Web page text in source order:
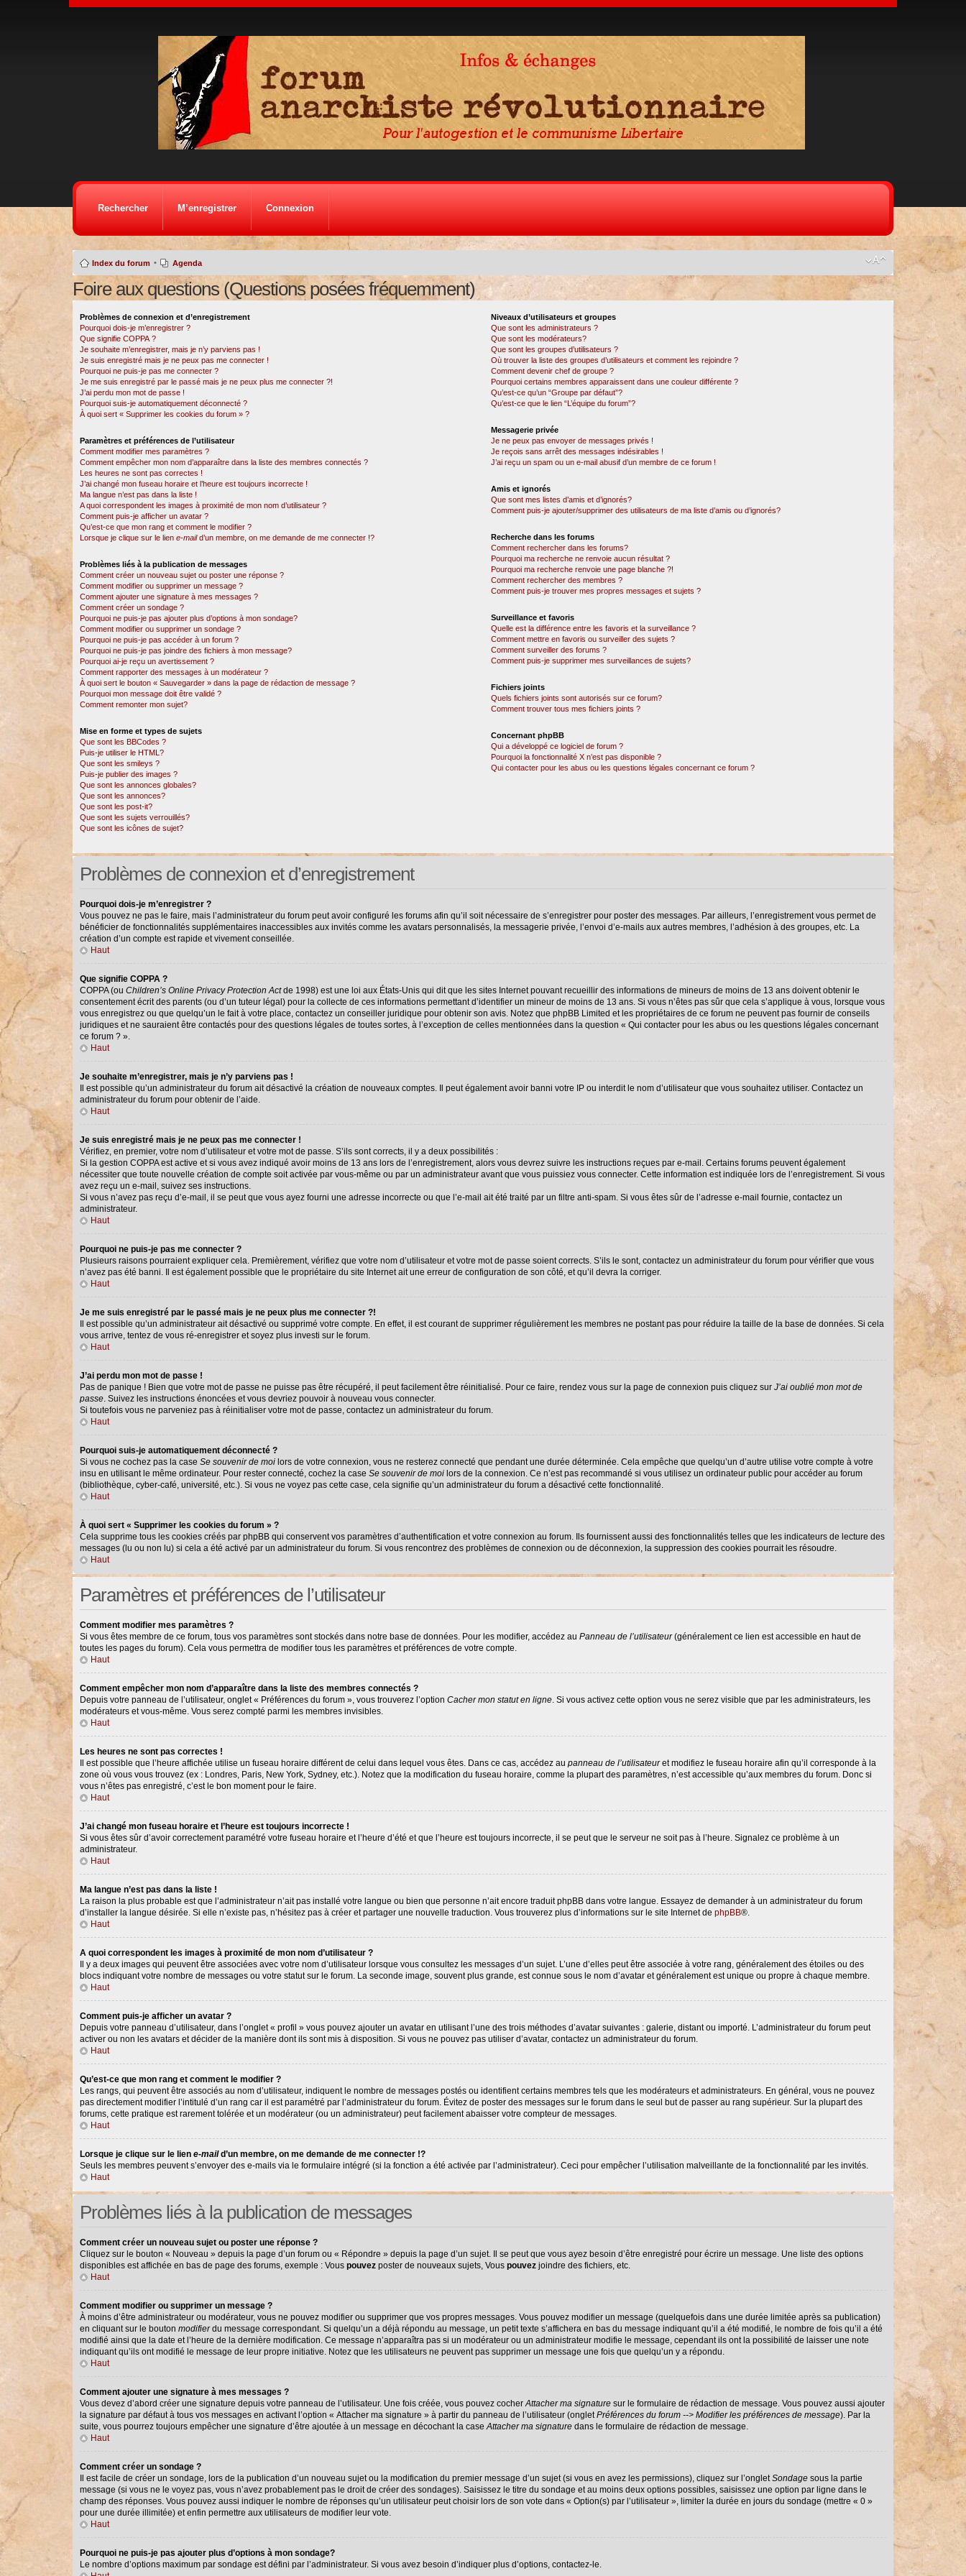
Rechercher M’enregistrer Connexion
Index du forum • Agenda
Foire aux questions (Questions posées fréquemment)
Problèmes de connexion et d’enregistrement
Pourquoi dois-je m’enregistrer ?
Que signifie COPPA ?
Je souhaite m’enregistrer, mais je n’y parviens pas !
Je suis enregistré mais je ne peux pas me connecter !
Pourquoi ne puis-je pas me connecter ?
Je me suis enregistré par le passé mais je ne peux plus me connecter ?!
J’ai perdu mon mot de passe !
Pourquoi suis-je automatiquement déconnecté ?
À quoi sert « Supprimer les cookies du forum » ?
Paramètres et préférences de l’utilisateur
Comment modifier mes paramètres ?
Comment empêcher mon nom d’apparaître dans la liste des membres connectés ?
Les heures ne sont pas correctes !
J’ai changé mon fuseau horaire et l’heure est toujours incorrecte !
Ma langue n’est pas dans la liste !
A quoi correspondent les images à proximité de mon nom d’utilisateur ?
Comment puis-je afficher un avatar ?
Qu’est-ce que mon rang et comment le modifier ?
Lorsque je clique sur le lien e-maild’un membre, on me demande de me connecter !?
Problèmes liés à la publication de messages
Comment créer un nouveau sujet ou poster une réponse ?
Comment modifier ou supprimer un message ?
Comment ajouter une signature à mes messages ?
Comment créer un sondage ?
Pourquoi ne puis-je pas ajouter plus d’options à mon sondage?
Comment modifier ou supprimer un sondage ?
Pourquoi ne puis-je pas accéder à un forum ?
Pourquoi ne puis-je pas joindre des fichiers à mon message?
Pourquoi ai-je reçu un avertissement ?
Comment rapporter des messages à un modérateur ?
À quoi sert le bouton « Sauvegarder » dans la page de rédaction de message ?
Pourquoi mon message doit être validé ?
Comment remonter mon sujet?
Mise en forme et types de sujets
Que sont les BBCodes ?
Puis-je utiliser le HTML?
Que sont les smileys ?
Puis-je publier des images ?
Que sont les annonces globales?
Que sont les annonces?
Que sont les post-it?
Que sont les sujets verrouillés?
Que sont les icônes de sujet?
Niveaux d’utilisateurs et groupes
Que sont les administrateurs ?
Que sont les modérateurs?
Que sont les groupes d’utilisateurs ?
Où trouver la liste des groupes d’utilisateurs et comment les rejoindre ?
Comment devenir chef de groupe ?
Pourquoi certains membres apparaissent dans une couleur différente ?
Qu’est-ce qu’un “Groupe par défaut”?
Qu’est-ce que le lien “L’équipe du forum”?
Messagerie privée
Je ne peux pas envoyer de messages privés !
Je reçois sans arrêt des messages indésirables !
J’ai reçu un spam ou un e-mail abusif d’un membre de ce forum !
Amis et ignorés
Que sont mes listes d’amis et d’ignorés?
Comment puis-je ajouter/supprimer des utilisateurs de ma liste d’amis ou d’ignorés?
Recherche dans les forums
Comment rechercher dans les forums?
Pourquoi ma recherche ne renvoie aucun résultat ?
Pourquoi ma recherche renvoie une page blanche ?!
Comment rechercher des membres ?
Comment puis-je trouver mes propres messages et sujets ?
Surveillance et favoris
Quelle est la différence entre les favoris et la surveillance ?
Comment mettre en favoris ou surveiller des sujets ?
Comment surveiller des forums ?
Comment puis-je supprimer mes surveillances de sujets?
Fichiers joints
Quels fichiers joints sont autorisés sur ce forum?
Comment trouver tous mes fichiers joints ?
Concernant phpBB
Qui a développé ce logiciel de forum ?
Pourquoi la fonctionnalité X n’est pas disponible ?
Qui contacter pour les abus ou les questions légales concernant ce forum ?
Problèmes de connexion et d’enregistrement
Pourquoi dois-je m’enregistrer ?
Vous pouvez ne pas le faire, mais l’administrateur du forum peut avoir configuré les forums afin qu’il soit nécessaire de s’enregistrer pour poster des messages. Par ailleurs, l’enregistrement vous permet de
bénéficier de fonctionnalités supplémentaires inaccessibles aux invités comme les avatars personnalisés, la messagerie privée, l’envoi d’e-mails aux autres membres, l’adhésion à des groupes, etc. La
création d’un compte est rapide et vivement conseillée.
Haut
Que signifie COPPA ?
COPPA (ou Children’s Online Privacy Protection Actde 1998) est une loi aux États-Unis qui dit que les sites Internet pouvant recueillir des informations de mineurs de moins de 13 ans doivent obtenir le
consentement écrit des parents (ou d’un tuteur légal) pour la collecte de ces informations permettant d’identifier un mineur de moins de 13 ans. Si vous n’êtes pas sûr que cela s’applique à vous, lorsque vous
vous enregistrez ou que quelqu’un le fait à votre place, contactez un conseiller juridique pour obtenir son avis. Notez que phpBB Limited et les propriétaires de ce forum ne peuvent pas fournir de conseils
juridiques et ne sauraient être contactés pour des questions légales de toutes sortes, à l’exception de celles mentionnées dans la question « Qui contacter pour les abus ou les questions légales concernant
ce forum ? ».
Haut
Je souhaite m’enregistrer, mais je n’y parviens pas !
Il est possible qu’un administrateur du forum ait désactivé la création de nouveaux comptes. Il peut également avoir banni votre IP ou interdit le nom d’utilisateur que vous souhaitez utiliser. Contactez un
administrateur du forum pour obtenir de l’aide.
Haut
Je suis enregistré mais je ne peux pas me connecter !
Vérifiez, en premier, votre nom d’utilisateur et votre mot de passe. S’ils sont corrects, il y a deux possibilités :
Si la gestion COPPA est active et si vous avez indiqué avoir moins de 13 ans lors de l’enregistrement, alors vous devrez suivre les instructions reçues par e-mail. Certains forums peuvent également
nécessiter que toute nouvelle création de compte soit activée par vous-même ou par un administrateur avant que vous puissiez vous connecter. Cette information est indiquée lors de l’enregistrement. Si vous
avez reçu un e-mail, suivez ses instructions.
Si vous n’avez pas reçu d’e-mail, il se peut que vous ayez fourni une adresse incorrecte ou que l’e-mail ait été traité par un filtre anti-spam. Si vous êtes sûr de l’adresse e-mail fournie, contactez un
administrateur.
Haut
Pourquoi ne puis-je pas me connecter ?
Plusieurs raisons pourraient expliquer cela. Premièrement, vérifiez que votre nom d’utilisateur et votre mot de passe soient corrects. S’ils le sont, contactez un administrateur du forum pour vérifier que vous
n’avez pas été banni. Il est également possible que le propriétaire du site Internet ait une erreur de configuration de son côté, et qu’il devra la corriger.
Haut
Je me suis enregistré par le passé mais je ne peux plus me connecter ?!
Il est possible qu’un administrateur ait désactivé ou supprimé votre compte. En effet, il est courant de supprimer régulièrement les membres ne postant pas pour réduire la taille de la base de données. Si cela
vous arrive, tentez de vous ré-enregistrer et soyez plus investi sur le forum.
Haut
J’ai perdu mon mot de passe !
Pas de panique ! Bien que votre mot de passe ne puisse pas être récupéré, il peut facilement être réinitialisé. Pour ce faire, rendez vous sur la page de connexion puis cliquez sur J’ai oublié mon mot de
passe. Suivez les instructions énoncées et vous devriez pouvoir à nouveau vous connecter.
Si toutefois vous ne parveniez pas à réinitialiser votre mot de passe, contactez un administrateur du forum.
Haut
Pourquoi suis-je automatiquement déconnecté ?
Si vous ne cochez pas la case Se souvenir de moilors de votre connexion, vous ne resterez connecté que pendant une durée déterminée. Cela empêche que quelqu’un d’autre utilise votre compte à votre
insu en utilisant le même ordinateur. Pour rester connecté, cochez la case Se souvenir de moilors de la connexion. Ce n’est pas recommandé si vous utilisez un ordinateur public pour accéder au forum
(bibliothèque, cyber-café, université, etc.). Si vous ne voyez pas cette case, cela signifie qu’un administrateur du forum a désactivé cette fonctionnalité.
Haut
À quoi sert « Supprimer les cookies du forum » ?
Cela supprime tous les cookies créés par phpBB qui conservent vos paramètres d’authentification et votre connexion au forum. Ils fournissent aussi des fonctionnalités telles que les indicateurs de lecture des
messages (lu ou non lu) si cela a été activé par un administrateur du forum. Si vous rencontrez des problèmes de connexion ou de déconnexion, la suppression des cookies pourrait les résoudre.
Haut
Paramètres et préférences de l’utilisateur
Comment modifier mes paramètres ?
Si vous êtes membre de ce forum, tous vos paramètres sont stockés dans notre base de données. Pour les modifier, accédez au Panneau de l’utilisateur(généralement ce lien est accessible en haut de
toutes les pages du forum). Cela vous permettra de modifier tous les paramètres et préférences de votre compte.
Haut
Comment empêcher mon nom d’apparaître dans la liste des membres connectés ?
Depuis votre panneau de l’utilisateur, onglet « Préférences du forum », vous trouverez l’option Cacher mon statut en ligne. Si vous activez cette option vous ne serez visible que par les administrateurs, les
modérateurs et vous-même. Vous serez compté parmi les membres invisibles.
Haut
Les heures ne sont pas correctes !
Il est possible que l’heure affichée utilise un fuseau horaire différent de celui dans lequel vous êtes. Dans ce cas, accédez au panneau de l’utilisateuret modifiez le fuseau horaire afin qu’il corresponde à la
zone où vous vous trouvez (ex : Londres, Paris, New York, Sydney, etc.). Notez que la modification du fuseau horaire, comme la plupart des paramètres, n’est accessible qu’aux membres du forum. Donc si
vous n’êtes pas enregistré, c’est le bon moment pour le faire.
Haut
J’ai changé mon fuseau horaire et l’heure est toujours incorrecte !
Si vous êtes sûr d’avoir correctement paramétré votre fuseau horaire et l’heure d’été et que l’heure est toujours incorrecte, il se peut que le serveur ne soit pas à l’heure. Signalez ce problème à un
administrateur.
Haut
Ma langue n’est pas dans la liste !
La raison la plus probable est que l’administrateur n’ait pas installé votre langue ou bien que personne n’ait encore traduit phpBB dans votre langue. Essayez de demander à un administrateur du forum
d’installer la langue désirée. Si elle n’existe pas, n’hésitez pas à créer et partager une nouvelle traduction. Vous trouverez plus d’informations sur le site Internet de phpBB®.
Haut
A quoi correspondent les images à proximité de mon nom d’utilisateur ?
Il y a deux images qui peuvent être associées avec votre nom d’utilisateur lorsque vous consultez les messages d’un sujet. L’une d’elles peut être associée à votre rang, généralement des étoiles ou des
blocs indiquant votre nombre de messages ou votre statut sur le forum. La seconde image, souvent plus grande, est connue sous le nom d’avatar et généralement est unique ou propre à chaque membre.
Haut
Comment puis-je afficher un avatar ?
Depuis votre panneau d’utilisateur, dans l’onglet « profil » vous pouvez ajouter un avatar en utilisant l’une des trois méthodes d’avatar suivantes : galerie, distant ou importé. L’administrateur du forum peut
activer ou non les avatars et décider de la manière dont ils sont mis à disposition. Si vous ne pouvez pas utiliser d’avatar, contactez un administrateur du forum.
Haut
Qu’est-ce que mon rang et comment le modifier ?
Les rangs, qui peuvent être associés au nom d’utilisateur, indiquent le nombre de messages postés ou identifient certains membres tels que les modérateurs et administrateurs. En général, vous ne pouvez
pas directement modifier l’intitulé d’un rang car il est paramétré par l’administrateur du forum. Évitez de poster des messages sur le forum dans le seul but de passer au rang supérieur. Sur la plupart des
forums, cette pratique est rarement tolérée et un modérateur (ou un administrateur) peut facilement abaisser votre compteur de messages.
Haut
Lorsque je clique sur le lien e-maild’un membre, on me demande de me connecter !?
Seuls les membres peuvent s’envoyer des e-mails via le formulaire intégré (si la fonction a été activée par l’administrateur). Ceci pour empêcher l’utilisation malveillante de la fonctionnalité par les invités.
Haut
Problèmes liés à la publication de messages
Comment créer un nouveau sujet ou poster une réponse ?
Cliquez sur le bouton « Nouveau » depuis la page d’un forum ou « Répondre » depuis la page d’un sujet. Il se peut que vous ayez besoin d’être enregistré pour écrire un message. Une liste des options
disponibles est affichée en bas de page des forums, exemple : Vous pouvezposter de nouveaux sujets, Vous pouvezjoindre des fichiers, etc.
Haut
Comment modifier ou supprimer un message ?
À moins d’être administrateur ou modérateur, vous ne pouvez modifier ou supprimer que vos propres messages. Vous pouvez modifier un message (quelquefois dans une durée limitée après sa publication)
en cliquant sur le bouton modifierdu message correspondant. Si quelqu’un a déjà répondu au message, un petit texte s’affichera en bas du message indiquant qu’il a été modifié, le nombre de fois qu’il a été
modifié ainsi que la date et l’heure de la dernière modification. Ce message n’apparaîtra pas si un modérateur ou un administrateur modifie le message, cependant ils ont la possibilité de laisser une note
indiquant qu’ils ont modifié le message de leur propre initiative. Notez que les utilisateurs ne peuvent pas supprimer un message une fois que quelqu’un y a répondu.
Haut
Comment ajouter une signature à mes messages ?
Vous devez d’abord créer une signature depuis votre panneau de l’utilisateur. Une fois créée, vous pouvez cocherAttacher ma signaturesur le formulaire de rédaction de message. Vous pouvez aussi ajouter
la signature par défaut à tous vos messages en activant l’option « Attacher ma signature » à partir du panneau de l’utilisateur (ongletPréférences du forum --> Modifier les préférences de message). Par la
suite, vous pourrez toujours empêcher une signature d’être ajoutée à un message en décochant la caseAttacher ma signaturedans le formulaire de rédaction de message.
Haut
Comment créer un sondage ?
Il est facile de créer un sondage, lors de la publication d’un nouveau sujet ou la modification du premier message d’un sujet (si vous en avez les permissions), cliquez sur l’ongletSondagesous la partie
message (si vous ne le voyez pas, vous n’avez probablement pas le droit de créer des sondages). Saisissez le titre du sondage et au moins deux options possibles, saisissez une option par ligne dans le
champ des réponses. Vous pouvez aussi indiquer le nombre de réponses qu’un utilisateur peut choisir lors de son vote dans « Option(s) par l’utilisateur », limiter la durée en jours du sondage (mettre « 0 »
pour une durée illimitée) et enfin permettre aux utilisateurs de modifier leur vote.
Haut
Pourquoi ne puis-je pas ajouter plus d’options à mon sondage?
Le nombre d’options maximum par sondage est défini par l’administrateur. Si vous avez besoin d’indiquer plus d’options, contactez-le.